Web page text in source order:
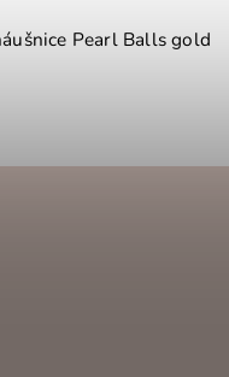
Pearl Balls gold